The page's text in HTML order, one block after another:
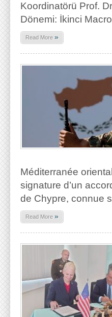
Koordinatörü Prof.
Dönemi: İkinci
Read More »
Méditerranée
signature d’un
de Chypre, connue
Read More »